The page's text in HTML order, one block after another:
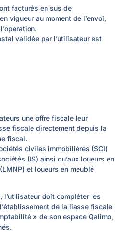
facturés en sus de
vigueur au moment de l’envoi,
validée par l’utilisateur est
une offre fiscale leur
fiscale directement depuis la
fiscal.
civiles immobilières (SCI)
(IS) ainsi qu’aux loueurs en
et loueurs en meublé
l’utilisateur doit compléter les
de la liasse fiscale
» de son espace Qalimo,